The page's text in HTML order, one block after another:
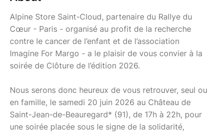
Alpine Store Saint-Cloud, partenaire du Rallye du
Cœur - Paris - organisé au profit de la recherche
contre le cancer de l’enfant et de l’association
Imagine For Margo - a le plaisir de vous convier à la
soirée de Clôture de l’édition 2026.
Nous serons donc heureux de vous retrouver, seul ou
en famille, le samedi 20 juin 2026 au Château de
Saint-Jean-de-Beauregard* (91), de 17h à 22h, pour
une soirée placée sous le signe de la solidarité,